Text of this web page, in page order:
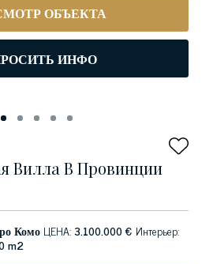
ОБЪЕКТА
ИНФО
Вилла В Провинции
Комо ЦЕНА:3.100.000 € Интерьер:
m2